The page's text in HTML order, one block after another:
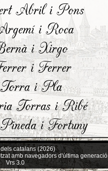
Abril i Pons
i Roca
i Xirgo
i Ferrer
i Pla
Torras i Ribé
i Fortuny
catalans (2026)
amb navegadors d'última generació
Vrs 3.0